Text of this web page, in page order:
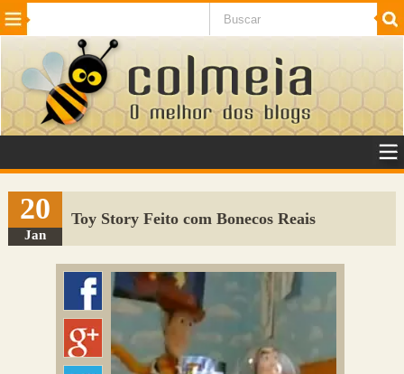
Beleza Cinema e TV
Internet Jogos NotÃ­cias SaÃºde
VeÃ­culos Adulto
Sugerir Link
Adicionar Blog
Colmeia Exchange
Perguntas Frequentes
20
Jan
Toy Story Feito com Bonecos Reais